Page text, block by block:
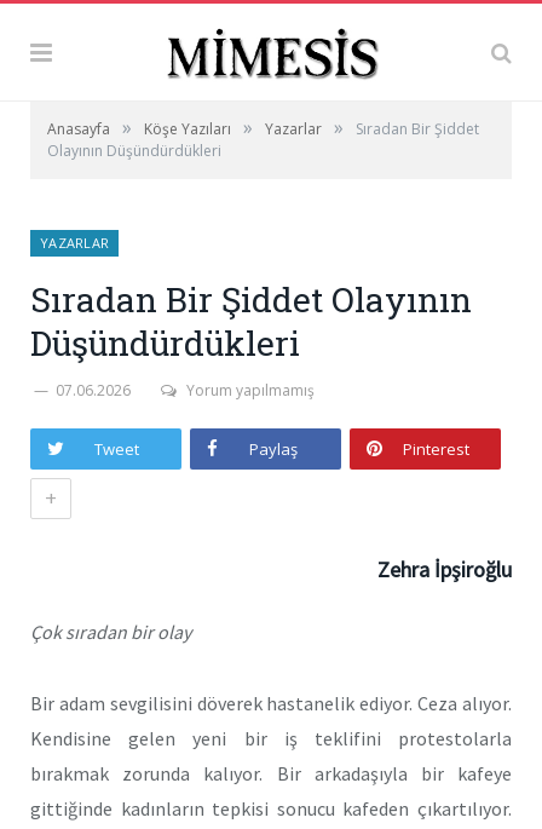
Anasayfa » Köşe Yazıları » Yazarlar »
Sıradan Bir Şiddet
Olayının Düşündürdükleri
YAZARLAR
Sıradan Bir Şiddet Olayının
Düşündürdükleri
07.06.2026 Yorum yapılmamış
Tweet Paylaş Pinterest
+
Zehra İpşiroğlu
Çok sıradan bir olay
Bir adam sevgilisini döverek hastanelik ediyor. Ceza alıyor.
Kendisine gelen yeni bir iş teklifini protestolarla
bırakmak zorunda kalıyor. Bir arkadaşıyla bir kafeye
gittiğinde kadınların tepkisi sonucu kafeden çıkartılıyor.